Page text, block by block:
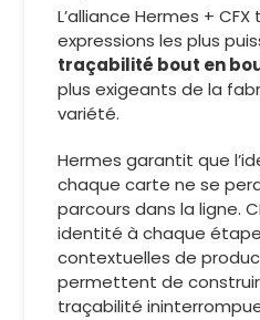
L’alliance Hermes +
expressions les plus
traçabilité bout en
plus exigeants de la
variété.
Hermes garantit que
chaque carte ne se
parcours dans la ligne.
identité à chaque
contextuelles de
permettent de
traçabilité